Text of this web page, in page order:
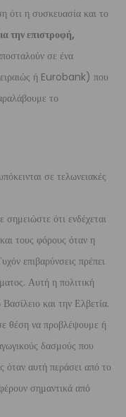
ότι η συσκευασία και το
την επιστροφή,
σε ένα
ή Eurobank) που
το
σε τελωνειακές
ότι ενδέχεται
τους φόρους όταν η
επιβαρύνσεις πρέπει
Αυτή η πολιτική
και την Ελβετία.
θέση να προβλέψουμε ή
δασμούς που
όταν αυτή περάσει από το
σημαντικά από